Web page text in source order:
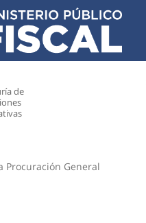
de
Procuración General